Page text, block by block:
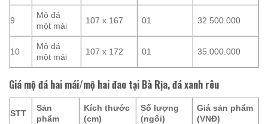
9
Mộ đá
một mái
107 x 167 01 32.500.000
10
Mộ đá
một mái
107 x 172 01 35.000.000
Giá mộ đá hai mái/mộ hai đao tại Bà Rịa, đá xanh rêu
STT
Sản
phẩm
Kích thước
(cm)
Số lượng
(ngôi)
Giá sản phẩm
(VNĐ)